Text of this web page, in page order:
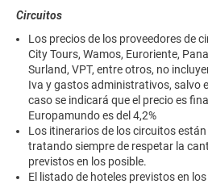
Circuitos
Los precios de los proveedores de
City Tours, Wamos, Euroriente,
Surland, VPT, entre otros, no
Iva y gastos administrativos, salvo
caso se indicará que el precio es
Europamundo es del 4,2%
Los itinerarios de los circuitos
tratando siempre de respetar la
previstos en los posible.
El listado de hoteles previstos en